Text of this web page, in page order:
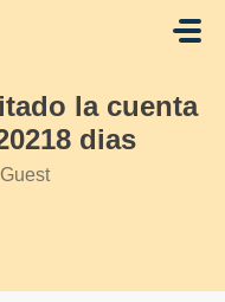
la cuenta
dias